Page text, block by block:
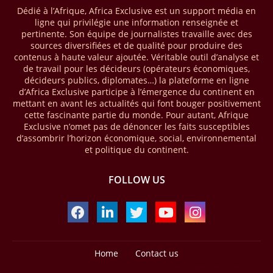
mobile money réalisées à l’échelle mondiale, qui s’est établie à 2091
milliards USD (+23 % par rapport à 2024). L’Afrique a également
enregistré environ 74 % du nombre de transactions de Mobile money
répertoriées l’an passé dans le monde, avec environ 92 milliards de
transactions (+16 % par rapport à 2024) sur un total de 125 milliards
dans le monde.
28/03/26 AFRIQUE - ECONOMIE CREATIVE
Une rapport publié dernièrement par le Boston Consulting Group, et
intitulé « Africa Unleashed: Empowering Women in Creative Industries
», dresse un état des lieux saisissant de l'économie créative africaine
à la fois dynamique et structurellement négligé. Ce secteur,
les contenus numériques, représente aujourd'hui environ 59 milliards
représente moins de 3 % d'un marché mondial évalué à près de 2000
milliards USD. L'écart est vertigineux, mais il constitue aussi, selon le
exportations créatives pourraient atteindre 140 à 150 milliards USD,
Dédié à l’Afrique, Africa Exclusive est un support média en
ligne qui privilégie une information renseignée et
pertinente. Son équipe de journalistes travaille avec des
sources diversifiées et de qualité pour produire des
contenus à haute valeur ajoutée. Véritable outil d’analyse et
de travail pour les décideurs (opérateurs économiques,
décideurs publics, diplomates…) la plateforme en ligne
d’Africa Exclusive participe à l’émergence du continent en
mettant en avant les actualités qui font bouger positivement
cette fascinante partie du monde. Pour autant, Afrique
Exclusive n’omet pas de dénoncer les faits susceptibles
d’assombrir l’horizon économique, social, environnemental
et politique du continent.
FOLLOW US
Home Contact us